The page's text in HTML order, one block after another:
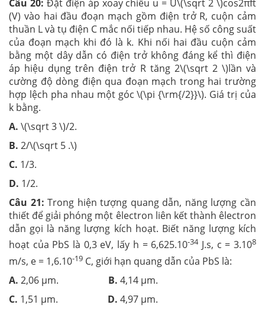
Câu 20: Đặt điện áp xoay chiều u = U\(\sqrt 2 \)cos2πft
(V) vào hai đầu đoạn mạch gồm điện trở R, cuộn cảm
thuần L và tụ điện C mắc nối tiếp nhau. Hệ số công suất
của đoạn mạch khi đó là k. Khi nối hai đầu cuộn cảm
bằng một dây dẫn có điện trở không đáng kể thì điện
áp hiệu dụng trên điện trở R tăng 2\(\sqrt 2 \)lần và
cường độ dòng điện qua đoạn mạch trong hai trường
hợp lệch pha nhau một góc \(\pi {\rm{/2}}\). Giá trị của
k bằng.
A. \(\sqrt 3 \)/2.
B. 2/\(\sqrt 5 .\)
C. 1/3.
D. 1/2.
Câu 21: Trong hiện tượng quang dẫn, năng lượng cần
thiết để giải phóng một êlectron liên kết thành êlectron
dẫn gọi là năng lượng kích hoạt. Biết năng lượng kích
hoạt của PbS là 0,3 eV, lấy h = 6,625.10-34J.s, c = 3.108
m/s, e = 1,6.10-19 C, giới hạn quang dẫn của PbS là:
A. 2,06 μm. B. 4,14 μm.
C. 1,51 μm. D. 4,97 μm.